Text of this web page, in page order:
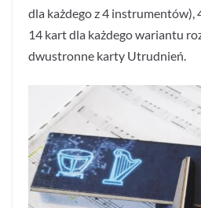
dla każdego z 4
14 kart dla każdego wariantu
dwustronne karty Utrudnień.